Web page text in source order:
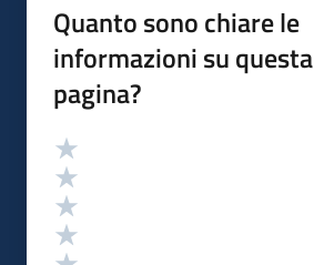
Quanto sono chiare le
informazioni su questa
pagina?
Valutazione